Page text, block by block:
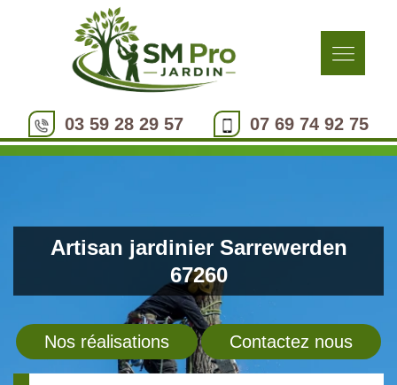
03 59 28 29 57 07 69 74 92 75
Artisan jardinier Sarrewerden
67260
Nos réalisations Contactez nous